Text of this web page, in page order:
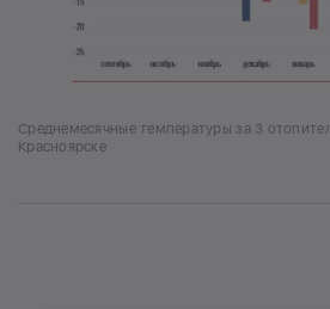
Среднемесячные температуры за 3
Красноярске